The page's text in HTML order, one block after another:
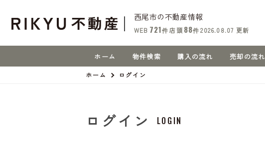
西尾市の不動産情報
WEB 721件 店頭 88件 2026.08.07 更新
ホーム 物件検索 購入の流れ 売却の流れ
ホーム ログイン
ログイン LOGIN